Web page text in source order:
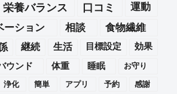
栄養バランス 口コミ
運動
ーション 相談
食物繊維
継続 生活 目標設定
効果
ウンド 体重 睡眠
お守り
浄化 簡単 アプリ 予約
感謝